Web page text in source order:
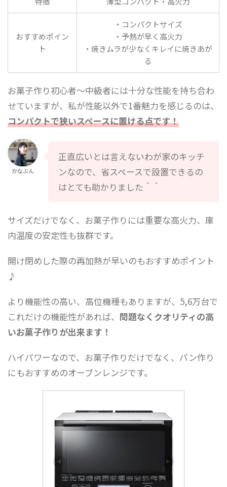
おすすめポイン
ト
・コンパクトサイズ
・予熱が早く高火力
・焼きムラが少なくキレイに焼きあが
る
お菓子作り初心者～中級者には十分な性能を持ち合わ
せていますが、私が性能以外で1番魅力を感じるのは、
コンパクトで狭いスペースに置ける点です！
かなぶん
正直広いとは言えないわが家のキッチ
ンなので、省スペースで設置できるの
はとても助かりました＾＾
サイズだけでなく、お菓子作りには重要な高火力、庫
内温度の安定性も抜群です。
開け閉めした際の再加熱が早いのもおすすめポイント
♪
より機能性の高い、高位機種もありますが、5,6万台で
これだけの機能性があれば、 問題なくクオリティの高
いお菓子作りが出来ます！
ハイパワーなので、お菓子作りだけでなく、パン作り
にもおすすめのオーブンレンジです。